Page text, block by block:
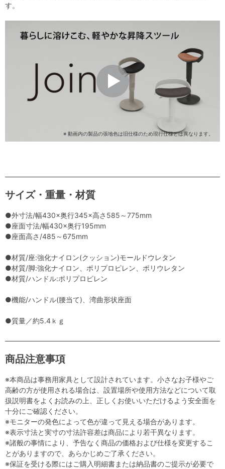
す。
※ 動画内の製品の張地色は旧仕様のため現行仕様とは異なります。
サイズ・重量・材質
●外寸法/幅430×奥行345×高さ585～775mm
●座面寸法/幅430×奥行195mm
●座面高さ/485～675mm
●材質/座:強化ナイロン(クッション)モールドウレタン
●材質/脚:強化ナイロン、ポリプロピレン、ポリウレタン
●材質/ハンドル:ポリプロピレン
●機能/ハンドル(腰当て)、湾曲形状座面
●質量／約5.4ｋｇ
商品注意事項
※本商品は事務用家具として設計されています。小さなお子様やご
高齢の方が使用される場合は、設置場所や使用方法などについて取
扱説明書をよくお読みの上、正しくお使いいただけるよう安全面を
十分にご確認ください。
※モニターの発色によって色が違って見える場合があります。
※表示寸法と実寸の寸法許容差は商品により若干異なります。
※諸般の事情により、予告なく商品の価格および仕様を変更するこ
とがありますので、あらかじめご了承ください。
※保証を受ける際にはご購入明細書または納品書のご提示が必要で